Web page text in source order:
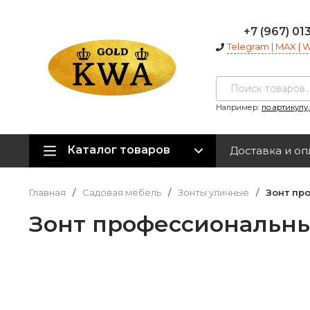
+7 (967)
Telegram | MAX |
Например: по
Каталог товаров Доставка и
Главная / Садовая мебель / Зонты уличные / Зонт
Зонт